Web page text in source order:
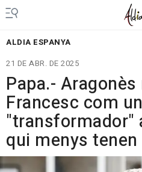
ALDIA ESPANYA
21 DE ABR. DE 2025
Papa.-
Francesc com un
"transformador"
qui menys tenen